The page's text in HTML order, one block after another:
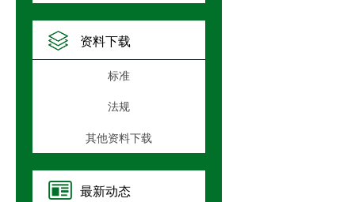
资料下载
标准
法规
其他资料下载
最新动态